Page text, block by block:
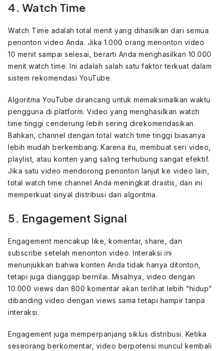
4. Watch Time
Watch Time adalah total menit yang dihasilkan dari semua
penonton video Anda. Jika 1.000 orang menonton video
10 menit sampai selesai, berarti Anda menghasilkan 10.000
menit watch time. Ini adalah salah satu faktor terkuat dalam
sistem rekomendasi YouTube.
Algoritma YouTube dirancang untuk memaksimalkan waktu
pengguna di platform. Video yang menghasilkan watch
time tinggi cenderung lebih sering direkomendasikan.
Bahkan, channel dengan total watch time tinggi biasanya
lebih mudah berkembang. Karena itu, membuat seri video,
playlist, atau konten yang saling terhubung sangat efektif.
Jika satu video mendorong penonton lanjut ke video lain,
total watch time channel Anda meningkat drastis, dan ini
memperkuat sinyal distribusi dari algoritma.
5. Engagement Signal
Engagement mencakup like, komentar, share, dan
subscribe setelah menonton video. Interaksi ini
menunjukkan bahwa konten Anda tidak hanya ditonton,
tetapi juga dianggap bernilai. Misalnya, video dengan
10.000 views dan 800 komentar akan terlihat lebih “hidup”
dibanding video dengan views sama tetapi hampir tanpa
interaksi.
Engagement juga memperpanjang siklus distribusi. Ketika
seseorang berkomentar, video berpotensi muncul kembali